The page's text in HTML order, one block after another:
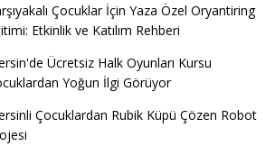
Çocuklar İçin Yaza Özel Oryantiring
Etkinlik ve Katılım Rehberi
Ücretsiz Halk Oyunları Kursu
Yoğun İlgi Görüyor
Çocuklardan Rubik Küpü Çözen Robot